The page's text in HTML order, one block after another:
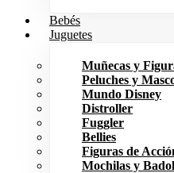
Bebés
Juguetes
Muñecas y
Peluches y
Mundo Disney
Distroller
Fuggler
Bellies
Figuras de
Mochilas y